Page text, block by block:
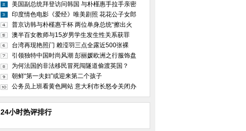
美国副总统拜登访问韩国 与朴槿惠手拉手亲密
印度情色电影《爱经》唯美剧照 花花公子女郎
普京访韩与朴槿惠干杯 两位单身总统“擦出火
澳半百女教师与15岁男学生发生性关系获罪
台湾再现艳照门 赖滢羽三点全露近500张裸
引领独特中国时尚风潮 彭丽媛欧洲之行服饰盘
为何法国的非法移民冒死闯隧道偷渡英国？
朝鲜“第一夫妇”或迎来第二个孩子
公务员上班看黄色网站 意大利市长怒令关闭办
24小时热评排行